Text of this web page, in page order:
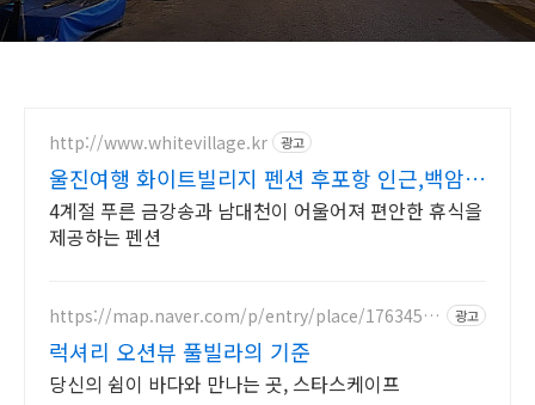
http://www.whitevillage.kr 광고
울진여행 화이트빌리지 펜션 후포항 인근,백암
온천
4계절 푸른 금강송과 남대천이 어울어져 편안한 휴식을
제공하는 펜션
https://map.naver.com/p/entry/place/17634563
광고
럭셔리 오션뷰 풀빌라의 기준
당신의 쉼이 바다와 만나는 곳, 스타스케이프